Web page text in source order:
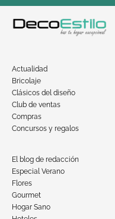
Actualidad
Bricolaje
Clásicos del diseño
Club de ventas
Compras
Concursos y regalos
El blog de redacción
Especial Verano
Flores
Gourmet
Hogar Sano